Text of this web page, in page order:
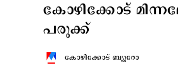
കോഴിക്കോട്
പരുക്ക്
കോഴിക്കോട് ബ്യൂറോ